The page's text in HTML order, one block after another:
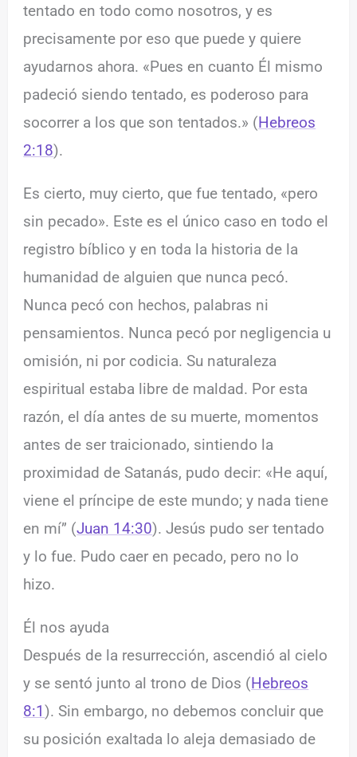
tentado en todo como nosotros, y es
precisamente por eso que puede y quiere
ayudarnos ahora. «Pues en cuanto Él mismo
padeció siendo tentado, es poderoso para
socorrer a los que son tentados.» (Hebreos
2:18).
Es cierto, muy cierto, que fue tentado, «pero
sin pecado». Este es el único caso en todo el
registro bíblico y en toda la historia de la
humanidad de alguien que nunca pecó.
Nunca pecó con hechos, palabras ni
pensamientos. Nunca pecó por negligencia u
omisión, ni por codicia. Su naturaleza
espiritual estaba libre de maldad. Por esta
razón, el día antes de su muerte, momentos
antes de ser traicionado, sintiendo la
proximidad de Satanás, pudo decir: «He aquí,
viene el príncipe de este mundo; y nada tiene
en mí” (Juan 14:30). Jesús pudo ser tentado
y lo fue. Pudo caer en pecado, pero no lo
hizo.
Él nos ayuda
Después de la resurrección, ascendió al cielo
y se sentó junto al trono de Dios (Hebreos
8:1). Sin embargo, no debemos concluir que
su posición exaltada lo aleja demasiado de